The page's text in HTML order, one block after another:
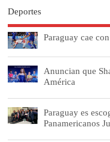
Deportes
Paraguay cae
Anuncian que
América
Paraguay es
Panamericanos